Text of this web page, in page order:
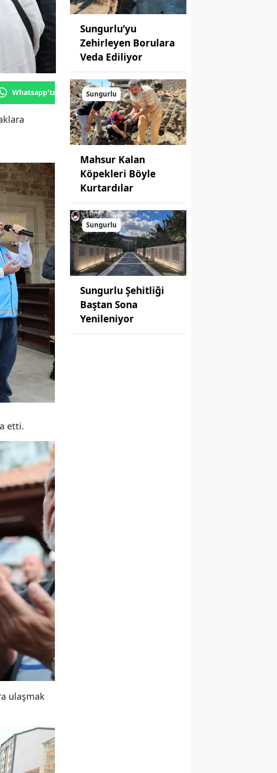
Whatsapp'tan Gönder
etti.
ulaşmak
Sungurlu’yu
Zehirleyen Borulara
Veda Ediliyor
Sungurlu
Mahsur Kalan
Köpekleri Böyle
Kurtardılar
Sungurlu
Sungurlu Şehitliği
Baştan Sona
Yenileniyor